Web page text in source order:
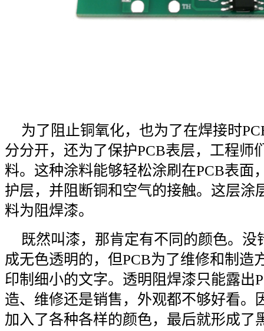
为了阻止铜氧化，也为了在焊接时
分分开，还为了保护PCB表层，工程师
料。这种涂料能够轻松涂刷在PCB表面
护层，并阻断铜和空气的接触。这层涂
料为阻焊漆。
既然叫漆，那肯定有不同的颜色。
成无色透明的，但PCB为了维修和制造
印制细小的文字。透明阻焊漆只能露出
造、维修还是销售，外观都不够好看。
加入了各种各样的颜色，最后就形成了